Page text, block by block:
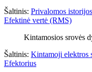
Šaltinis: Privalomos
Efektinė vertė (RMS)
Kintamosios srovės
Šaltinis: Kintamoji elektros
Efektorius